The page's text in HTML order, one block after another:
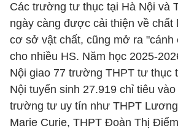
Các trường tư thục tại Hà Nội và
ngày càng được cải thiện về
cơ sở vật chất, cũng mở ra
cho nhiều HS. Năm học 2025-
Nội giao 77 trường THPT tư thục
Nội tuyển sinh 27.919 chỉ tiêu
trường tư uy tín như THPT
Marie Curie, THPT Đoàn Thị